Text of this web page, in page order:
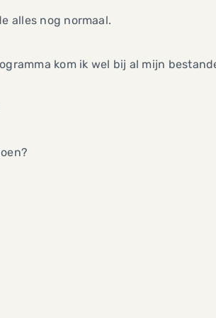
alles nog normaal.
kom ik wel bij al mijn